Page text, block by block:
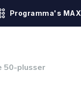
Programma's MAX
50-plusser